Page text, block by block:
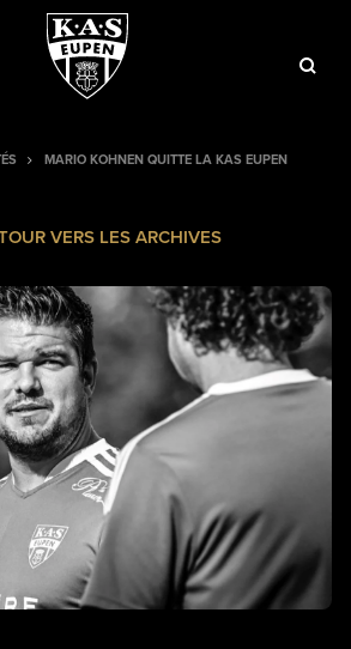
MARIO KOHNEN QUITTE LA KAS EUPEN
VERS LES ARCHIVES